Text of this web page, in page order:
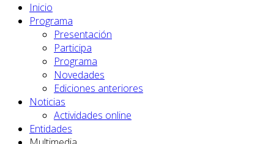
Inicio
Programa
Presentación
Participa
Programa
Novedades
Ediciones anteriores
Noticias
Actividades online
Entidades